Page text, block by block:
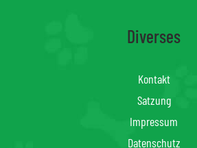
Diverses
Kontakt
Satzung
Impressum
Datenschutz